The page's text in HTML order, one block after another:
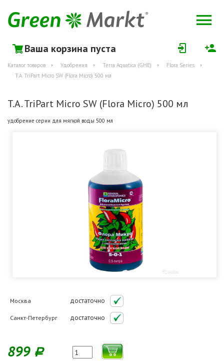
Ваша корзина пуста
Каталог товаров Удобрения Terra Aquatica (GHE)
Flora Series
T.A. TriPart Micro SW (Flora Micro) 500 мл
T.A. TriPart Micro SW (Flora Micro) 500 мл
удобрение серии для мягкой воды 500 мл
Москва достаточно
Санкт-Петербург достаточно
899 Р